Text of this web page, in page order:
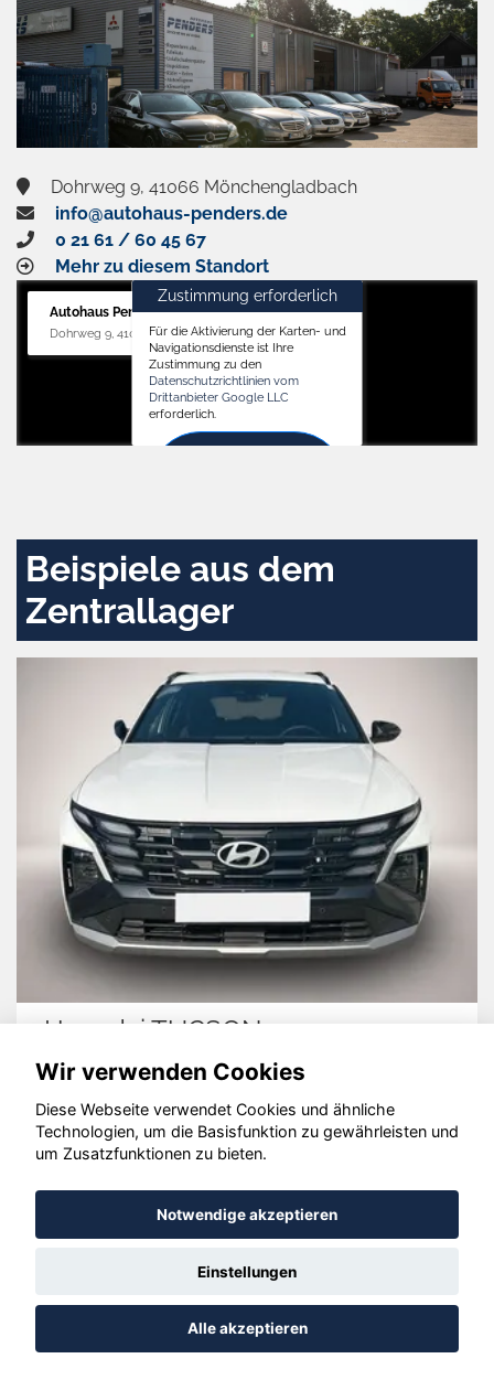
Dohrweg 9, 41066 Mönchengladbach
info@autohaus-penders.de
0 21 61 / 60 45 67
Mehr zu diesem Standort
Autohaus Penders (Service)
Dohrweg 9, 41066 Mönchengladbach
Zustimmung erforderlich
Für die Aktivierung der Karten- und
Navigationsdienste ist Ihre
Zustimmung zu den
Datenschutzrichtlinien vom
Drittanbieter Google LLC
erforderlich.
Beispiele aus dem
Zentrallager
Hyundai TUCSON
© konjunkturmotor.de GmbH 2020 - 2026
Wir verwenden Cookies
Diese Webseite verwendet Cookies und ähnliche
Technologien, um die Basisfunktion zu gewährleisten und
um Zusatzfunktionen zu bieten.
Notwendige akzeptieren
Einstellungen
Alle akzeptieren